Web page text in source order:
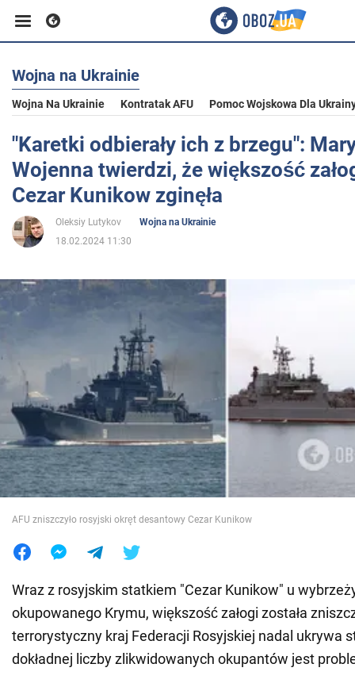
Biznes
Sport
Rozrywka
Życie
Polityka
Wojna na Ukrainie
Świat
Jedzenie
Wojna na Ukrainie
Wojna Na Ukrainie Kontratak AFU Pomoc Wojskowa Dla
"Karetki odbierały ich z brzegu":
Wojenna twierdzi, że większość
Cezar Kunikow zginęła
Oleksiy Lutykov
Wojna na Ukrainie
18.02.2024 11:30
AFU zniszczyło rosyjski okręt desantowy Cezar Kunikow
Wraz z rosyjskim statkiem "Cezar Kunikow" u
okupowanego Krymu, większość załogi została
terrorystyczny kraj Federacji Rosyjskiej nadal ukrywa
dokładnej liczby zlikwidowanych okupantów jest